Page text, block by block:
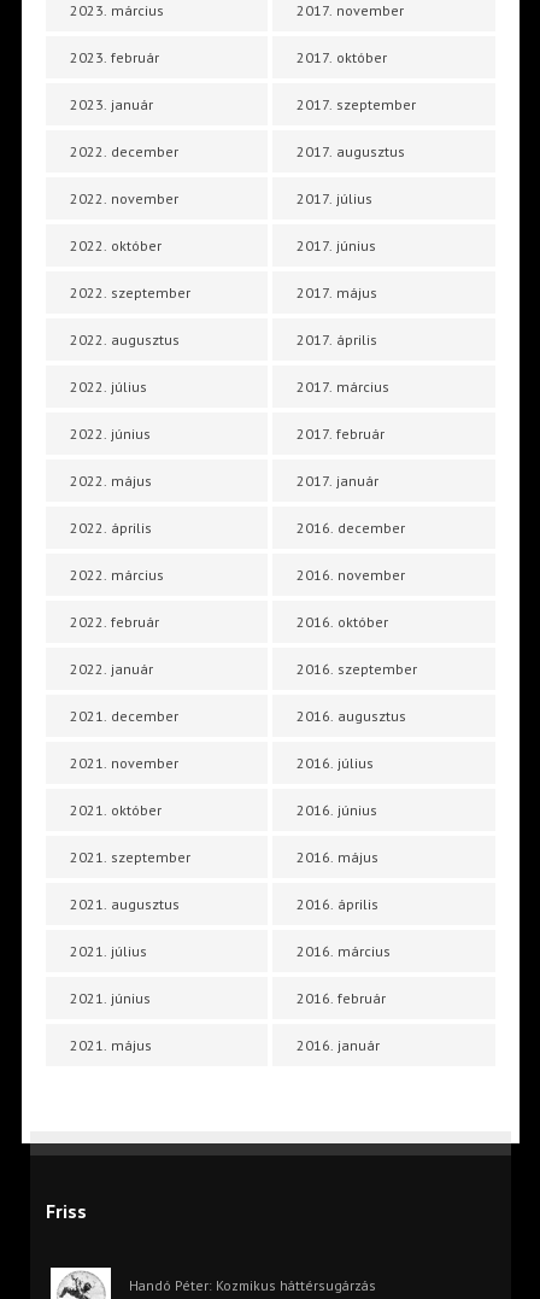
2023. március
2023. február
2023. január
2022. december
2022. november
2022. október
2022. szeptember
2022. augusztus
2022. július
2022. június
2022. május
2022. április
2022. március
2022. február
2022. január
2021. december
2021. november
2021. október
2021. szeptember
2021. augusztus
2021. július
2021. június
2021. május
2017. november
2017. október
2017. szeptember
2017. augusztus
2017. július
2017. június
2017. május
2017. április
2017. március
2017. február
2017. január
2016. december
2016. november
2016. október
2016. szeptember
2016. augusztus
2016. július
2016. június
2016. május
2016. április
2016. március
2016. február
2016. január
Friss
Handó Péter: Kozmikus háttérsugárzás